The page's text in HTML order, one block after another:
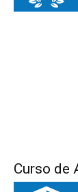
Curso de